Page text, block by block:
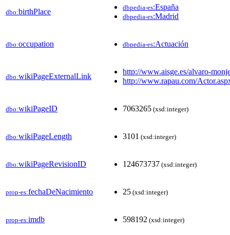
dbo:birthPlace dbpedia-es:España
dbpedia-es:Madrid
dbo:occupation dbpedia-es:Actuación
dbo:wikiPageExternalLink
http://www.aisge.es/alvaro-
http://www.rapau.com/
dbo:wikiPageID 7063265 (xsd:integer)
dbo:wikiPageLength 3101 (xsd:integer)
dbo:wikiPageRevisionID 124673737 (xsd:integer)
prop-es:fechaDeNacimiento 25 (xsd:integer)
prop-es:imdb 598192 (xsd:integer)